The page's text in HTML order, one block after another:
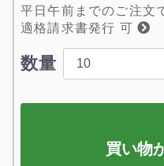
平日午前までのご注文
適格請求書発行 可
数量
買い物